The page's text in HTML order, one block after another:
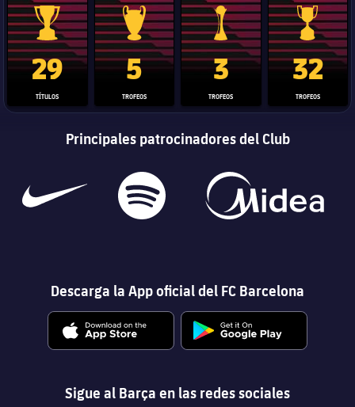
Trofeo de La Liga
29
TÍTULOS
Trofeo de la Liga de Campeones
5
TROFEOS
Trofeo del Mundial de
3
TROFEOS
Copa del
32
TROFEOS
Principales patrocinadores del Club
Descarga la App oficial del FC Barcelona
Sigue al Barça en las redes sociales